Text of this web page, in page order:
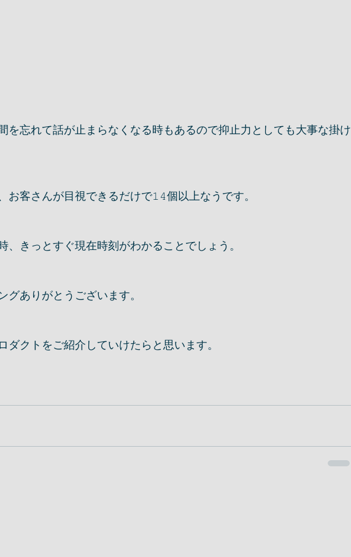
を忘れて話が止まらなくなる時もあるので抑止力としても大事な掛け
お客さんが目視できるだけで𝟷𝟺個以上なうです。
、きっとすぐ現在時刻がわかることでしょう。
グありがとうございます。
ダクトをご紹介していけたらと思います。